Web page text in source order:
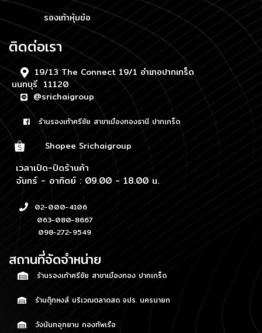
รองเท้าหุ้มข้อ
ติดต่อเรา
19/13 The Connect 19/1 อำเภอปากเกร็ด
นนทบุรี 11120
@srichaigroup
ร้านรองเท้าศรีชัย สาขาเมืองทองธานี ปากเกร็ด
Shopee Srichaigroup
เวลาเปิด-ปิดร้านค้า
จันทร์ - อาทิตย์ : 09.00 - 18.00 น.
02-000-4106
063-080-8667
098-272-9549
สถานที่จัดจำหน่าย
ร้านรองเท้าศรีชัย สาขาเมืองทอง ปากเกร็ด
ร้านตุ๊กหงส์ บริเวณตลาดสด จปร. นครนายก
วังนันทอุทยาน กองทัพเรือ